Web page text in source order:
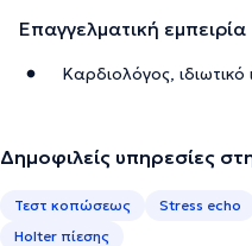
Επαγγελματική εμπειρία
Καρδιολόγος,
Δημοφιλείς υπηρεσίες
Τεστ κοπώσεως Stress echo
Holter πίεσης